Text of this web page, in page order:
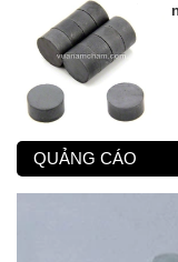
QUẢNG CÁO